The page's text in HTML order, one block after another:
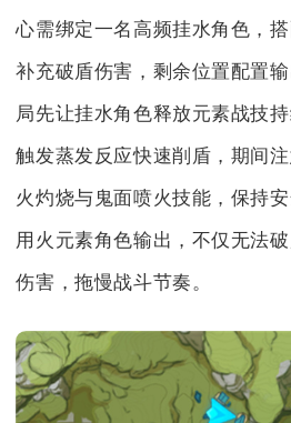
心需绑定一名高频挂水角色，
补充破盾伤害，剩余位置配置
局先让挂水角色释放元素战技
触发蒸发反应快速削盾，期间
火灼烧与鬼面喷火技能，保持
用火元素角色输出，不仅无法
伤害，拖慢战斗节奏。